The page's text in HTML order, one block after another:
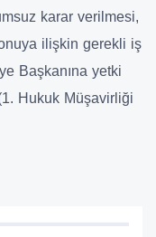
karar verilmesi,
ilişkin gerekli iş
Başkanına yetki
Hukuk Müşavirliği